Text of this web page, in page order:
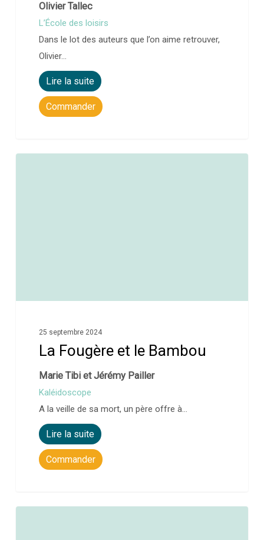
Olivier Tallec
L’École des loisirs
Dans le lot des auteurs que l’on aime retrouver,
Olivier…
Lire la suite
Commander
25 septembre 2024
La Fougère et le Bambou
Marie Tibi et Jérémy Pailler
Kaléidoscope
A la veille de sa mort, un père offre à…
Lire la suite
Commander